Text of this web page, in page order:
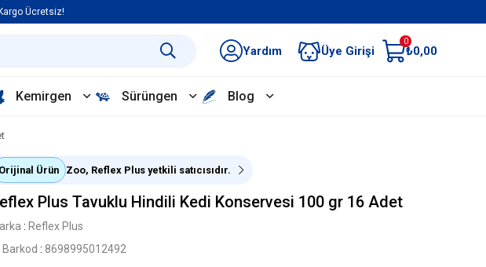
Ücretsiz!
Yardım Üye Girişi
0
₺0,00
Kemirgen Sürüngen Blog
Orijinal Ürün Zoo, Reflex Plus yetkili satıcısıdır.
Plus Tavuklu Hindili Kedi Konservesi 100 gr 16 Adet
: Reflex Plus
Barkod : 8698995012492